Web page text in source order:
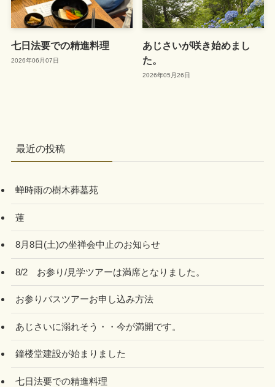
七日法要での精進料理
2026年06月07日
あじさいが咲き始めまし
た。
2026年05月26日
最近の投稿
蝉時雨の樹木葬墓苑
蓮
8月8日(土)の坐禅会中止のお知らせ
8/2 お参り/見学ツアーは満席となりました。
お参りバスツアーお申し込み方法
あじさいに溺れそう・・今が満開です。
鐘楼堂建設が始まりました
七日法要での精進料理